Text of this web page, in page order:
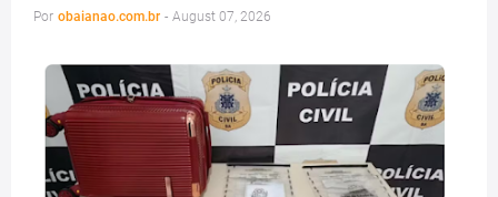
Por obaianao.com.br - August 07, 2026